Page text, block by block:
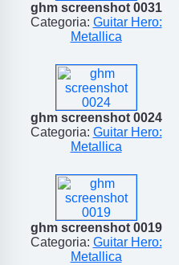
ghm screenshot 0031
Categoria: Guitar Hero:
Metallica
ghm screenshot 0024
Categoria: Guitar Hero:
Metallica
ghm screenshot 0019
Categoria: Guitar Hero:
Metallica